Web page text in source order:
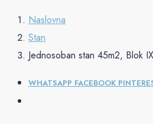
Naslovna
Stan
Jednosoban stan 45m2, Blok
WHATSAPP FACEBOOK